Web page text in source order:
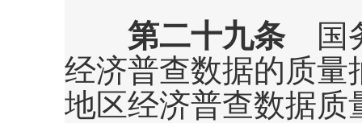
第二十九条国务
经济普查数据的质量
地区经济普查数据质